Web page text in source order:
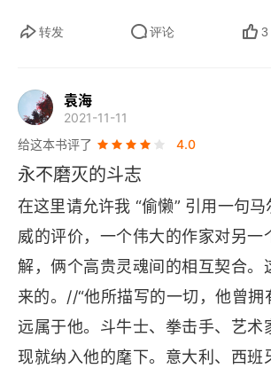
脑屏幕上都是书页中的灰。本来
电子阅读器上划线，倒入印象笔记
象笔记里写好，再复制到
必要，不过不给未来的自己在
思，毕竟某一天也许会翻到这本书
一本关乎生死、环境描写优异的小
熟悉了，不知道别的人对名家名作
我通常只是听说，就没有然后了，
的四大名著那般。《老人与海》还
这本，还是一种追逐潮流的心理。
了书封和前言后记，大概了解了作
转发 评论 3
袁海
2021-11-11
给这本书评了
4.0
永不磨灭的斗志
在这里请允许我 “偷懒” 引用一句
威的评价，一个伟大的作家对另一
解，俩个高贵灵魂间的相互契合。
来的。//“他所描写的一切，他曾拥
远属于他。斗牛士、拳击手、艺术
现就纳入他的麾下。意大利、西班